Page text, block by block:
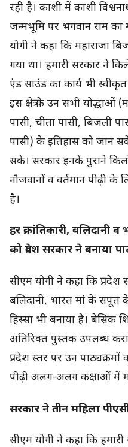
रही है। काशी में काशी
जन्मभूमि पर भगवान राम का
योगी ने कहा कि महाराजा
गया था। हमारी सरकार ने
एंड साउंड का कार्य भी
इस क्षेत्र के उन सभी योद्धाओं
पासी, चीता पासी, बिजली
पासी) के इतिहास को जान
सके। सरकार इनके पुराने
नौजवानों व वर्तमान पीढ़ी के
है।
हर क्रांतिकारी, बलिदानी
को प्रदेश सरकार ने बनाया
सीएम योगी ने कहा कि प्रदेश
बलिदानी, भारत मां के सपूत
हिस्सा भी बनाया है। बेसिक
अतिरिक्त पुस्तक उपलब्ध
प्रदेश स्तर पर उन पाठ्यक्रमों
पीढ़ी अलग-अलग कक्षाओं में
सरकार ने तीन महिला
सीएम योगी ने कहा कि